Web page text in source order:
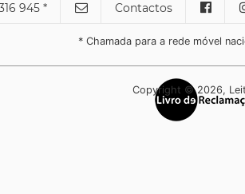
945 * Contactos
* Chamada para a rede móvel
Copyright © 2026,